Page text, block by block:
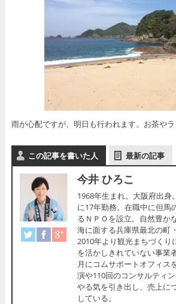
雨が心配ですが、明日も行われます。お茶やラ
この記事を書いた人 最新の記事
今井 ひろこ
1968年生まれ。大阪府出身
に17年勤務。在職中に但馬
るＮＰＯを設立。自然豊か
海に面する兵庫県最北の町
2010年より観光まちづくり
を活かしきれていない事業
月にコムサポートオフィス
演や110回のコンサルティ
やる気を引き出し、売上に
している。